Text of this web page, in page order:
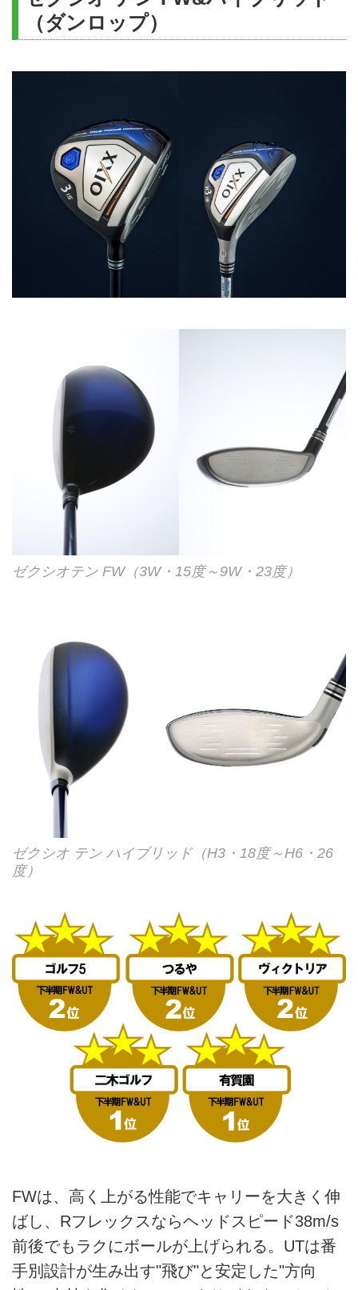
（ダンロップ）
ゼクシオテン FW（3W・15度～9W・23度）
ゼクシオ テン ハイブリッド（H3・18度～H6・26
度）
FWは、高く上がる性能でキャリーを大きく伸
ばし、Rフレックスならヘッドスピード38m/s
前後でもラクにボールが上げられる。UTは番
手別設計が生み出す"飛び"と安定した"方向